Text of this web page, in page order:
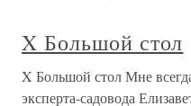
X Большой стол
X Большой стол Мне
эксперта-садовода